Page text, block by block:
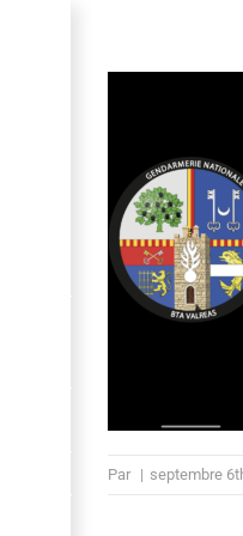
Par | septembre